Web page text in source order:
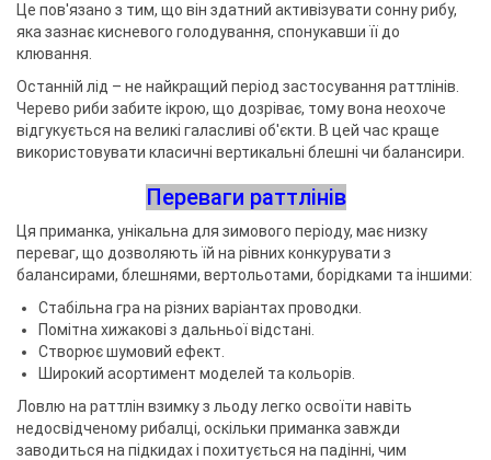
Це пов'язано з тим, що він здатний активізувати сонну рибу,
яка зазнає кисневого голодування, спонукавши її до
клювання.
Останній лід – не найкращий період застосування раттлінів.
Черево риби забите ікрою, що дозріває, тому вона неохоче
відгукується на великі галасливі об'єкти. В цей час краще
використовувати класичні вертикальні блешні чи балансири.
Переваги раттлінів
Ця приманка, унікальна для зимового періоду, має низку
переваг, що дозволяють їй на рівних конкурувати з
балансирами, блешнями, вертольотами, борідками та іншими:
Стабільна гра на різних варіантах проводки.
Помітна хижакові з дальньої відстані.
Створює шумовий ефект.
Широкий асортимент моделей та кольорів.
Ловлю на раттлін взимку з льоду легко освоїти навіть
недосвідченому рибалці, оскільки приманка завжди
заводиться на підкидах і похитується на падінні, чим